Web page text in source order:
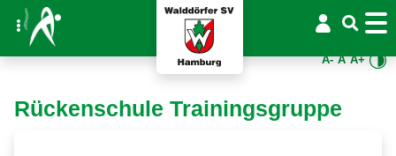
A- A A+
Rückenschule Trainingsgruppe